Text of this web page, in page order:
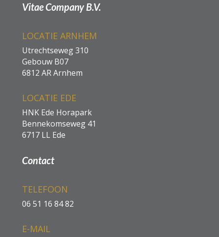
Vitae Company B.V.
LOCATIE ARNHEM
Utrechtseweg 310
Gebouw B07
6812 AR Arnhem
LOCATIE EDE
HNK Ede Horapark
Bennekomseweg 41
6717 LL Ede
Contact
TELEFOON
06 51 16 8482
E-MAIL